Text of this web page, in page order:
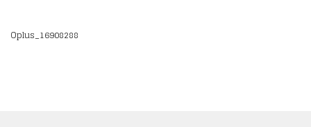
Oplus_16908288